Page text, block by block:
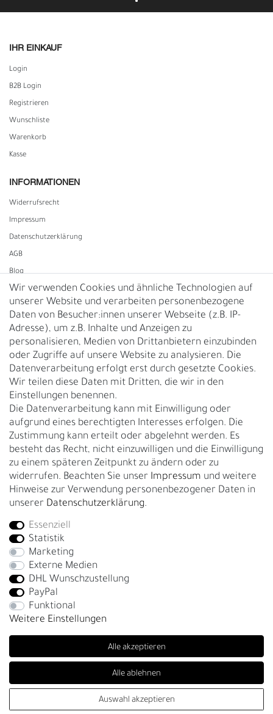
IHR EINKAUF
Login
B2B Login
Registrieren
Wunschliste
Warenkorb
Kasse
INFORMATIONEN
Widerrufs­recht
Impressum
Daten­schutz­erklärung
AGB
Blog
Vertrag widerrufen
UNTERNEHMEN
Nachhaltigkeit
Kontakt
Über uns
Rückgabe
Gürtelgröße messen
Garantie
GESCHÄFTSKUNDEN & HÄNDLER
B2B Geschäftskunden
Bei Fragen wenden Sie sich direkt an unser Service-Team.
+4917663727338
Montag - Freitag, 09:00 - 14:00
info@fronhofer.com
Gürtelmanufaktur Fronhofer, 93053 Regensburg, Nelkenweg 3b
© Copyright 2026 | Alle Rechte vorbehalten. - Fronhofer Gürtel |
Wir verwenden Cookies und ähnliche Technologien auf
unserer Website und verarbeiten personenbezogene
Daten von Besucher:innen unserer Webseite (z.B. IP-
Adresse), um z.B. Inhalte und Anzeigen zu
personalisieren, Medien von Drittanbietern einzubinden
oder Zugriffe auf unsere Website zu analysieren. Die
Datenverarbeitung erfolgt erst durch gesetzte Cookies.
Wir teilen diese Daten mit Dritten, die wir in den
Einstellungen benennen.
Die Datenverarbeitung kann mit Einwilligung oder
aufgrund eines berechtigten Interesses erfolgen. Die
Zustimmung kann erteilt oder abgelehnt werden. Es
besteht das Recht, nicht einzuwilligen und die Einwilligung
zu einem späteren Zeitpunkt zu ändern oder zu
widerrufen. Beachten Sie unser Impressum und weitere
Hinweise zur Verwendung personenbezogener Daten in
unserer Daten­schutz­erklärung.
Essenziell
Statistik
Marketing
Externe Medien
DHL Wunschzustellung
PayPal
Funktional
Weitere Einstellungen
Alle akzeptieren
Alle ablehnen
Auswahl akzeptieren
(4.86 / 5)
Bewertungen bei: trustedshops.de, shopvote.de ⓘ
Informationen zur Echtheit der Bewertungen